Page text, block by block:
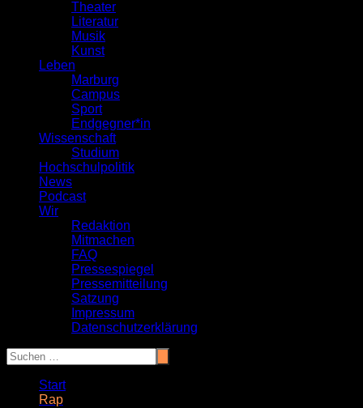
Theater
Literatur
Musik
Kunst
Leben
Marburg
Campus
Sport
Endgegner*in
Wissenschaft
Studium
Hochschulpolitik
News
Podcast
Wir
Redaktion
Mitmachen
FAQ
Pressespiegel
Pressemitteilung
Satzung
Impressum
Datenschutzerklärung
Start
Rap